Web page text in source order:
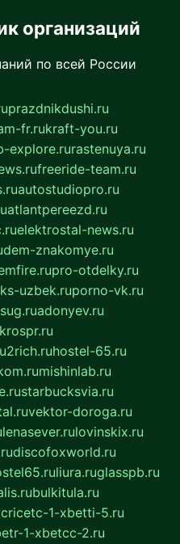
организаций
по всей России
prazdnikdushi.ru
fr.rukraft-you.ru
explore.rurastenuya.ru
freeride-team.ru
autostudiopro.ru
atlantpereezd.ru
elektrostal-news.ru
znakomye.ru
pro-otdelky.ru
uzbek.ruporno-vk.ru
adonyev.ru
krospr.ru
2rich.ruhostel-65.ru
mishinlab.ru
starbucksvia.ru
vektor-doroga.ru
lenasever.rulovinskix.ru
discofoxworld.ru
liura.ruglasspb.ru
bulkitula.ru
1-xbetti-5.ru
1-xbetcc-2.ru